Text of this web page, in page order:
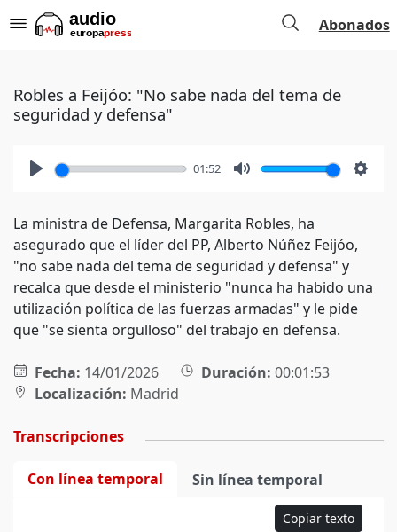
Abonados
Robles a Feijóo: "No sabe nada del tema de
seguridad y defensa"
01:52
La ministra de Defensa, Margarita Robles, ha
asegurado que el líder del PP, Alberto Núñez Feijóo,
"no sabe nada del tema de seguridad y defensa" y
recalca que desde el ministerio "nunca ha habido una
utilización política de las fuerzas armadas" y le pide
que "se sienta orgulloso" del trabajo en defensa.
Fecha: 14/01/2026 Duración: 00:01:53
Localización: Madrid
Transcripciones
Con línea temporal Sin línea temporal
Copiar texto